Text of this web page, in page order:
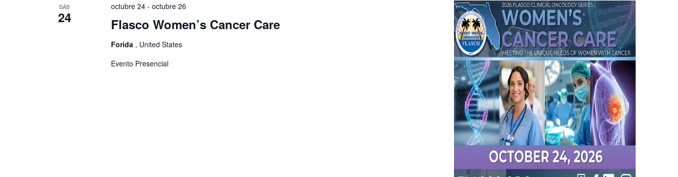
SÁB
24 Flasco Women’s Cancer Care
octubre 24- octubre 26
Forida , United States
Evento Presencial